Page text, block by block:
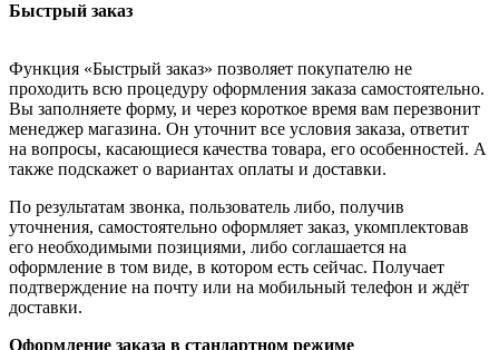
Быстрый заказ
Функция «Быстрый заказ» позволяет покупателю не
проходить всю процедуру оформления заказа самостоятельно.
Вы заполняете форму, и через короткое время вам перезвонит
менеджер магазина. Он уточнит все условия заказа, ответит
на вопросы, касающиеся качества товара, его особенностей. А
также подскажет о вариантах оплаты и доставки.
По результатам звонка, пользователь либо, получив
уточнения, самостоятельно оформляет заказ, укомплектовав
его необходимыми позициями, либо соглашается на
оформление в том виде, в котором есть сейчас. Получает
подтверждение на почту или на мобильный телефон и ждёт
доставки.
Оформление заказа в стандартном режиме